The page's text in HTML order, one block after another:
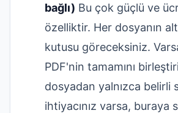
bağlı) Bu çok güçlü ve
özelliktir. Her dosyanın
kutusu göreceksiniz.
PDF'nin tamamını
dosyadan yalnızca belirli
ihtiyacınız varsa, buraya